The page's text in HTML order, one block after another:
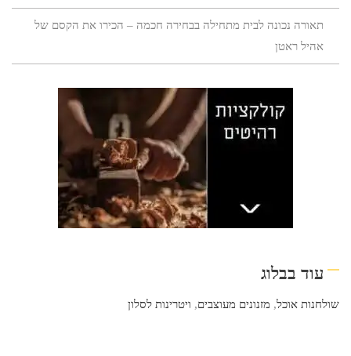
תאורה נכונה לבית מתחילה בבחירה חכמה – הכירו את הקסם של
אהיל ראטן
עוד בבלוג
שולחנות אוכל, מזנונים מעוצבים, ויטרינות לסלון